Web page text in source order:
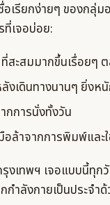
เรียกง่ายๆ ของกลุ่ม
ที่เจอบ่อย:
สะสมมากขึ้นเรื่อยๆ
งเดินทางนานๆ ยิ่งห
กการนั่งทั้งวัน
ล้าจากการพิมพ์และ
งเทพฯ เจอแบบนี้ทุก
กำลังกายเป็นประจำ